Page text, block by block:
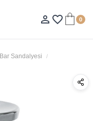
person_outline favorite_border 0
Bar Sandalyesi